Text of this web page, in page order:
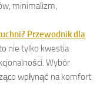
minimalizm,
Przewodnik dla
nie tylko kwestia
Wybór
wpłynąć na komfort